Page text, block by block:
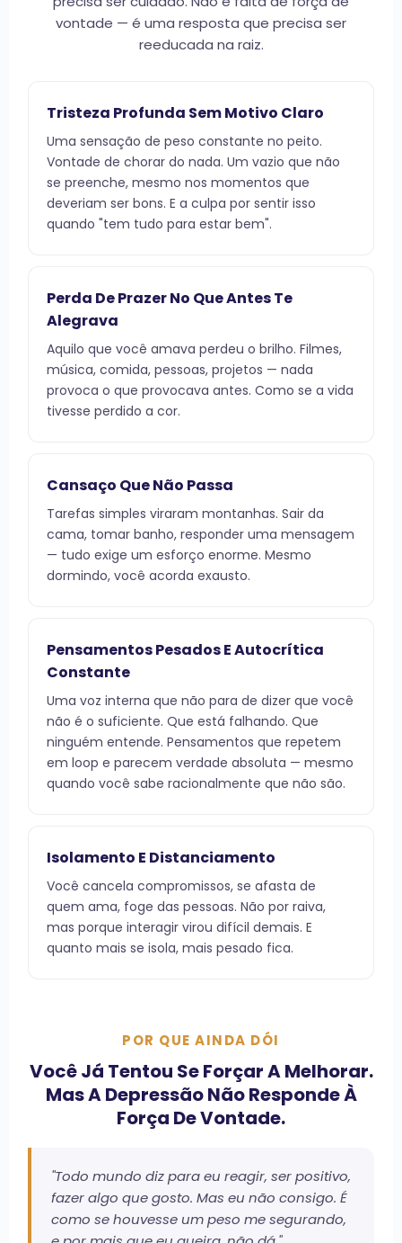
vontade — é uma resposta que precisa ser
reeducada na raiz.
Tristeza Profunda Sem Motivo Claro
Uma sensação de peso constante no peito.
Vontade de chorar do nada. Um vazio que não
se preenche, mesmo nos momentos que
deveriam ser bons. E a culpa por sentir isso
quando "tem tudo para estar bem".
Perda De Prazer No Que Antes Te
Alegrava
Aquilo que você amava perdeu o brilho. Filmes,
música, comida, pessoas, projetos — nada
provoca o que provocava antes. Como se a vida
tivesse perdido a cor.
Cansaço Que Não Passa
Tarefas simples viraram montanhas. Sair da
cama, tomar banho, responder uma mensagem
— tudo exige um esforço enorme. Mesmo
dormindo, você acorda exausto.
Pensamentos Pesados E Autocrítica
Constante
Uma voz interna que não para de dizer que você
não é o suficiente. Que está falhando. Que
ninguém entende. Pensamentos que repetem
em loop e parecem verdade absoluta — mesmo
quando você sabe racionalmente que não são.
Isolamento E Distanciamento
Você cancela compromissos, se afasta de
quem ama, foge das pessoas. Não por raiva,
mas porque interagir virou difícil demais. E
quanto mais se isola, mais pesado fica.
POR QUE AINDA DÓI
Você Já Tentou Se Forçar A Melhorar.
Mas A Depressão Não Responde À
Força De Vontade.
"Todo mundo diz para eu reagir, ser positivo,
fazer algo que gosto. Mas eu não consigo. É
como se houvesse um peso me segurando,